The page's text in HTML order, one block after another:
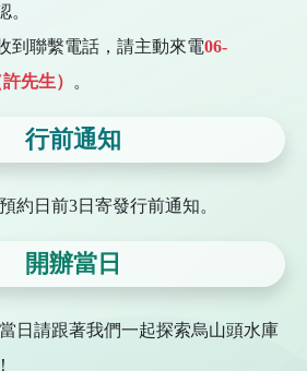
。
到聯繫電話，請主動來電06-
先生）
。
行前通知
約日前3日寄發行前通知。
開辦當日
日請跟著我們一起探索烏山頭水庫